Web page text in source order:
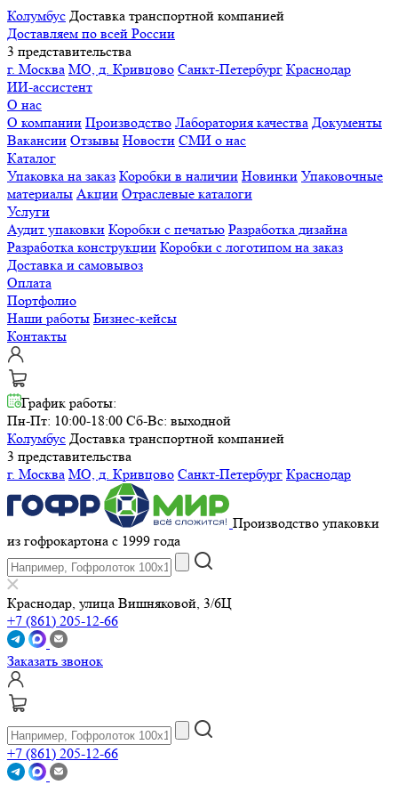
Колумбус Доставка транспортной компанией
Доставляем по всей России
3 представительства
г. Москва МО, д. Кривцово Санкт-Петербург Краснодар
ИИ-ассистент
О нас
О компании Производство Лаборатория качества Документы
Вакансии Отзывы Новости СМИ о нас
Каталог
Упаковка на заказ Коробки в наличии Новинки Упаковочные
материалы Акции Отраслевые каталоги
Услуги
Аудит упаковки Коробки с печатью Разработка дизайна
Разработка конструкции Коробки с логотипом на заказ
Доставка и самовывоз
Оплата
Портфолио
Наши работы Бизнес-кейсы
Контакты
График работы:
Пн-Пт: 10:00-18:00 Сб-Вс: выходной
Колумбус Доставка транспортной компанией
3 представительства
г. Москва МО, д. Кривцово Санкт-Петербург Краснодар
Производство упаковки
из гофрокартона с 1999 года
Краснодар, улица Вишняковой, 3/6Ц
+7 (861) 205-12-66
Заказать звонок
+7 (861) 205-12-66